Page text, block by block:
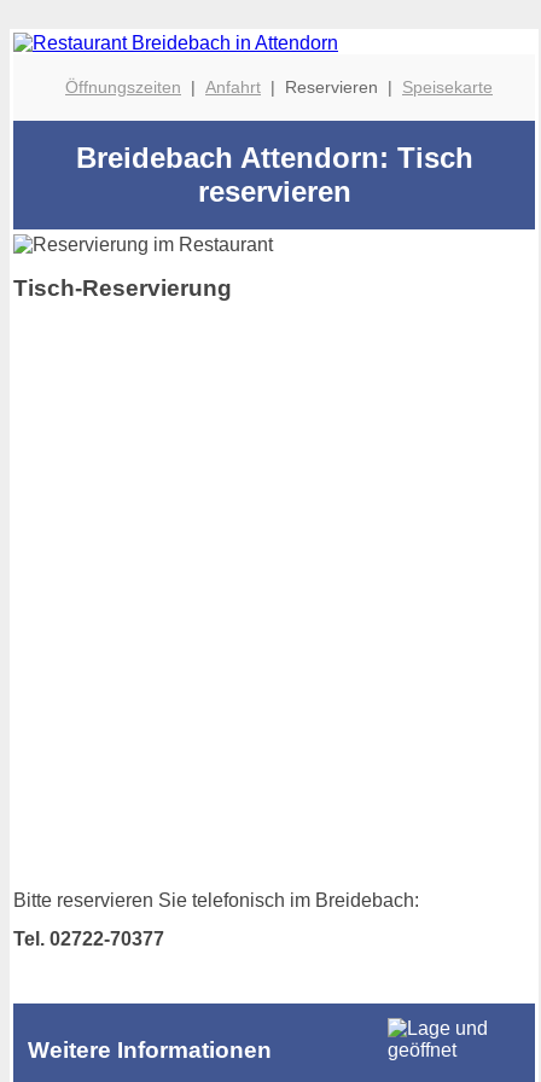
Öffnungszeiten | Anfahrt | Reservieren | Speisekarte
Breidebach Attendorn: Tisch
reservieren
Tisch-Reservierung
Bitte reservieren Sie telefonisch im Breidebach:
Tel. 02722-70377
Weitere Informationen